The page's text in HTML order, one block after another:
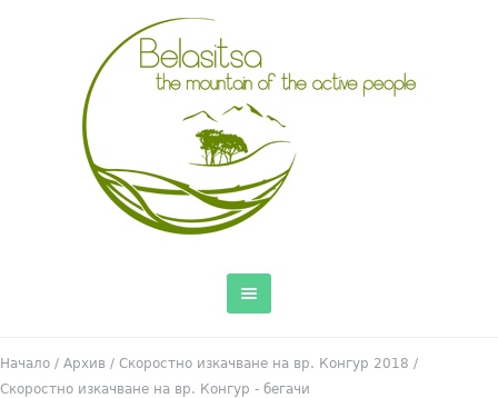
Начало / Архив / Скоростно изкачване на вр. Конгур 2018 /
Скоростно изкачване на вр. Конгур - бегачи